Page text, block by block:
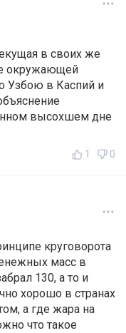
в своих же
окружающей
Узбою в Каспий и
высохшем дне
1 0
круговорота
масс в
130, а то и
хорошо в странах
а где жара на
что такое